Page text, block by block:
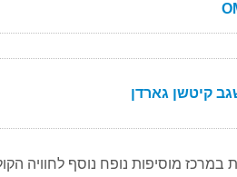
קיטשן גארדן
מוסיפות נופח נוסף לחוויה